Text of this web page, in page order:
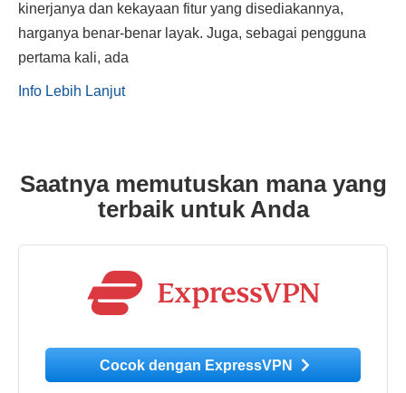
kinerjanya dan kekayaan fitur yang disediakannya,
harganya benar-benar layak. Juga, sebagai pengguna
pertama kali, ada
Info Lebih Lanjut
Saatnya memutuskan mana yang
terbaik untuk Anda
Cocok dengan ExpressVPN